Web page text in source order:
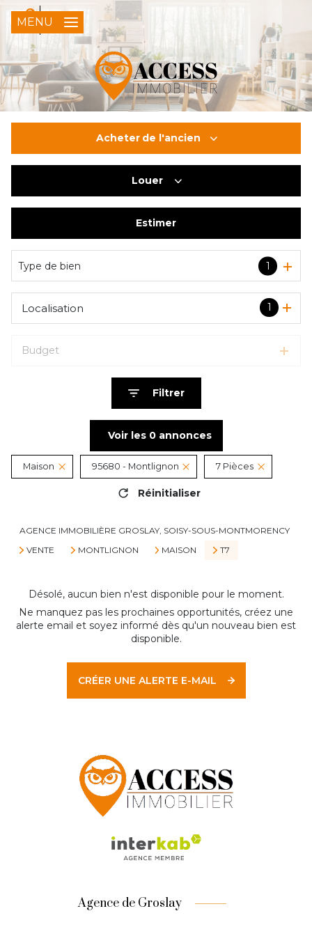
0
FR
MENU
Acheter de l'ancien
Du neuf
Louer
Estimer
Type de bien 1
1
Localisation
Budget
Filtrer
Voir les 0annonces
Maison 95680 - Montlignon 7 Pièces
Réinitialiser
AGENCE IMMOBILIÈRE GROSLAY, SOISY-SOUS-MONTMORENCY
VENTE
MONTLIGNON MAISON T7
Désolé, aucun bien n'est disponible pour le moment.
Ne manquez pas les prochaines opportunités, créez une
alerte email et soyez informé dès qu'un nouveau bien est
disponible.
CRÉER UNE ALERTE E-MAIL
Agence de Groslay